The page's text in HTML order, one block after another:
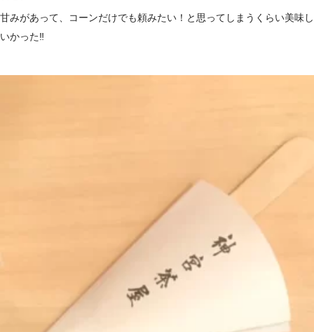
甘みがあって、コーンだけでも頼みたい！と思ってしまうくらい美味し
いかった‼